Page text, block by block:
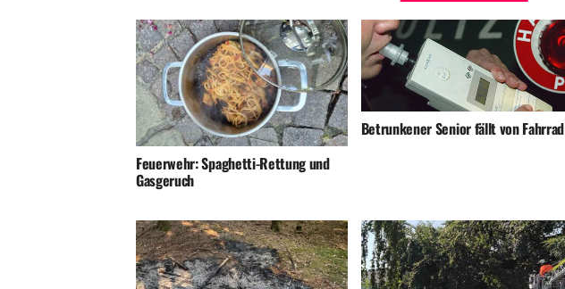
Feuerwehr: Spaghetti-Rettung und
Gasgeruch
Betrunkener Senior fällt von Fahrrad